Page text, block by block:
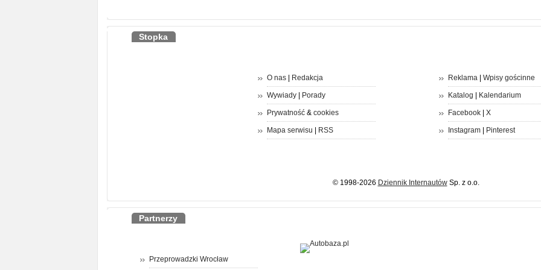
Stopka
O nas| Redakcja
Wywiady| Porady
Prywatność& cookies
Mapa serwisu RSS
Reklama| Wpisy gościnne
Katalog Kalendarium
Facebook| X
Instagram| Pinterest
© 1998-2026 Dziennik InternautówSp. z o.o.
Partnerzy
Przeprowadzki Wrocław